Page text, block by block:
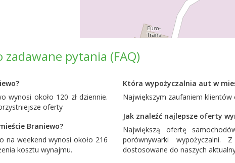
pytania (FAQ)
wynosi około 120 zł dziennie.
oferty
Braniewo?
na weekend wynosi około 216
kosztu wynajmu.
Która wypożyczalnia aut w
Największym zaufaniem klientów
Jak znaleźć najlepsze oferty
Największą ofertę
porównywarki
dostosowane do naszych